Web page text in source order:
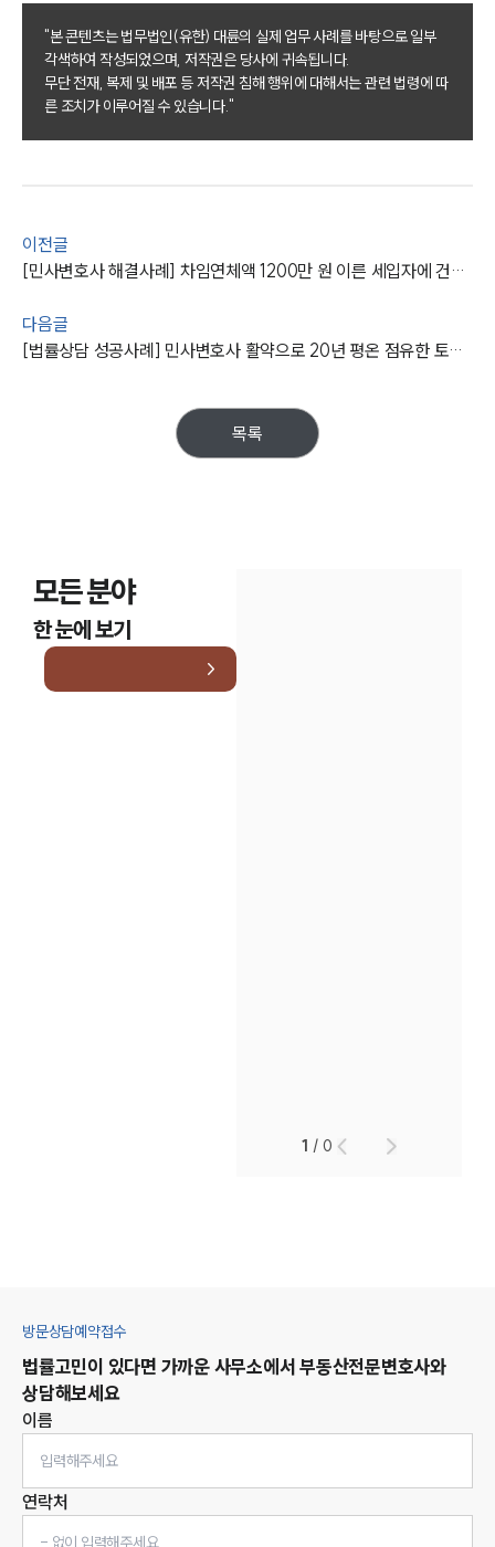
구성원 소개
부동산전문변호사
법률 블로그
법률서식
대륜법률상담예약
대륜법률상담예약
"본 콘텐츠는 법무법인(유한) 대륜의 실제 업무 사례를 바탕으로 일부
각색하여 작성되었으며, 저작권은 당사에 귀속됩니다.
무단 전재, 복제 및 배포 등 저작권 침해 행위에 대해서는 관련 법령에 따
른 조치가 이루어질 수 있습니다."
이전글
[민사변호사 해결사례] 차임연체액 1200만 원 이른 세입자에 건물인도소송 승소
다음글
[법률상담 성공사례] 민사변호사 활약으로 20년 평온 점유한 토지 소유권 이전 성공
목록
모든 분야
한 눈에 보기
1 /0
방문상담예약접수
법률고민이 있다면 가까운 사무소에서 부동산전문변호사와
상담해보세요
이름
연락처